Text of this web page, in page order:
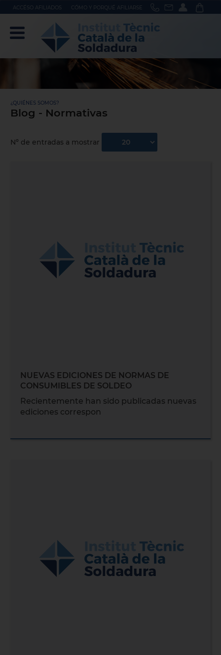
ACCÉSO AFILIADOS CÓMO Y PORQUÉ AFILIARSE
¿QUIÉNES SOMOS?
Blog - Normativas
Nº de entradas a mostrar
NUEVAS EDICIONES DE NORMAS DE
CONSUMIBLES DE SOLDEO
Recientemente han sido publicadas nuevas
ediciones correspon